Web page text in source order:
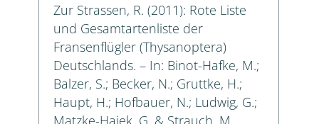
Zur Strassen, R. (2011): Rote Liste
und Gesamtartenliste der
Fransenflügler (Thysanoptera)
Deutschlands. – In: Binot-Hafke, M.;
Balzer, S.; Becker, N.; Gruttke, H.;
Haupt, H.; Hofbauer, N.; Ludwig, G.;
Matzke-Hajek, G. & Strauch, M.